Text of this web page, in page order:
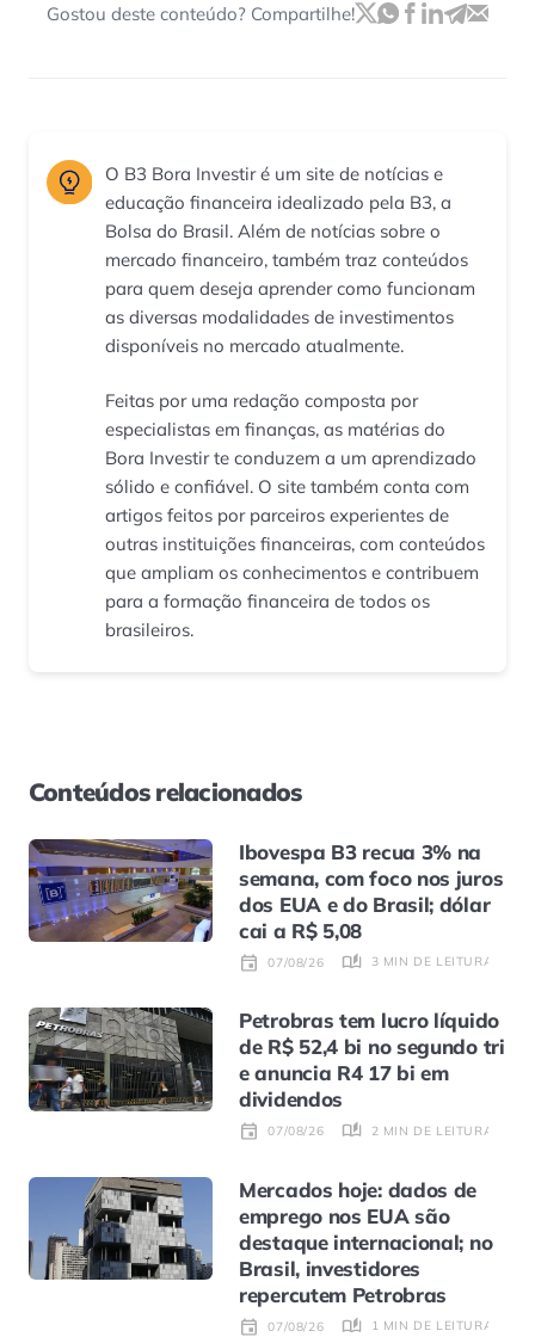
Gostou deste conteúdo? Compartilhe!
O B3 Bora Investir é um site de notícias e
educação financeira idealizado pela B3, a
Bolsa do Brasil. Além de notícias sobre o
mercado financeiro, também traz conteúdos
para quem deseja aprender como funcionam
as diversas modalidades de investimentos
disponíveis no mercado atualmente.
Feitas por uma redação composta por
especialistas em finanças, as matérias do
Bora Investir te conduzem a um aprendizado
sólido e confiável. O site também conta com
artigos feitos por parceiros experientes de
outras instituições financeiras, com conteúdos
que ampliam os conhecimentos e contribuem
para a formação financeira de todos os
brasileiros.
Conteúdos relacionados
Ibovespa B3 recua 3% na
semana, com foco nos juros
dos EUA e do Brasil; dólar
cai a R$ 5,08
07/08/26 3 MIN DE LEITURA
Petrobras tem lucro líquido
de R$ 52,4 bi no segundo tri
e anuncia R4 17 bi em
dividendos
07/08/26 2 MIN DE LEITURA
Mercados hoje: dados de
emprego nos EUA são
destaque internacional; no
Brasil, investidores
repercutem Petrobras
07/08/26 1 MIN DE LEITURA